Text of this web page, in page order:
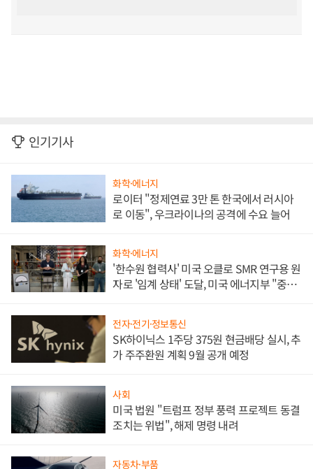
인기기사
화학·에너지
로이터 "정제연료 3만 톤 한국에서 러시아
로 이동", 우크라이나의 공격에 수요 늘어
화학·에너지
'한수원 협력사' 미국 오클로 SMR 연구용 원
자로 '임계 상태' 도달, 미국 에너지부 "중요
전자·전기·정보통신
SK하이닉스 1주당 375원 현금배당 실시, 추
가 주주환원 계획 9월 공개 예정
사회
미국 법원 "트럼프 정부 풍력 프로젝트 동결
조치는 위법", 해제 명령 내려
자동차·부품